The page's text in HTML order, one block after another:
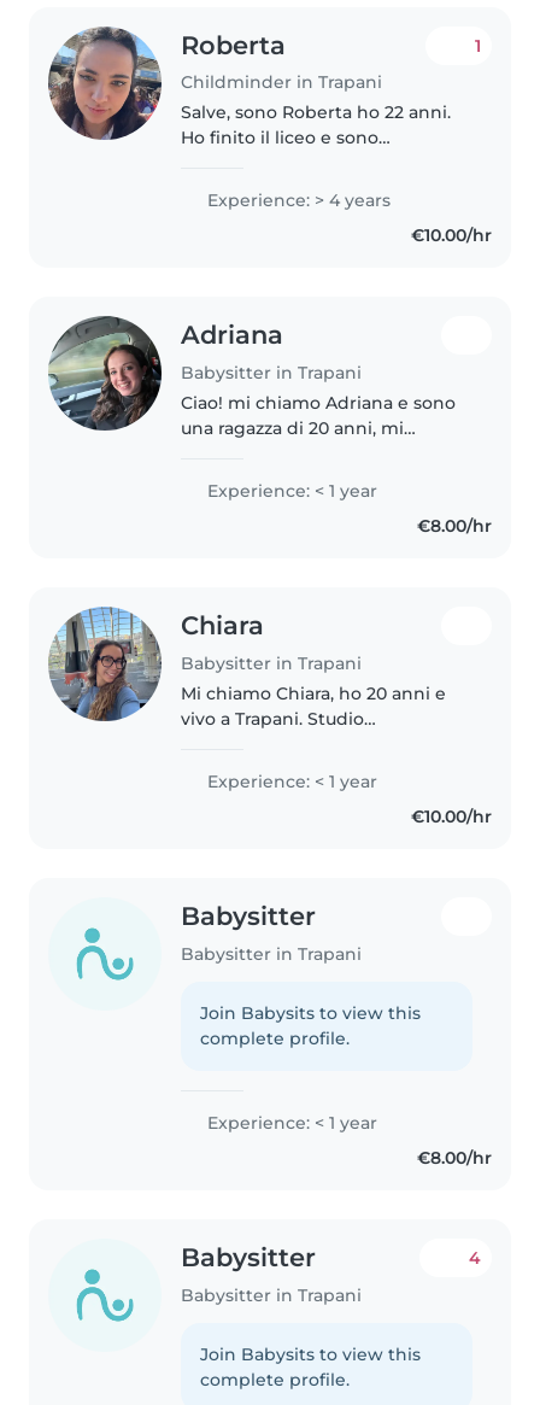
Roberta
Childminder in Trapani
1
Salve, sono Roberta ho 22 anni.
Ho finito il liceo e sono
con loro e stare al contatto con i
Experience: > 4 years
€10.00/hr
Adriana
Babysitter in Trapani
Ciao! mi chiamo Adriana e sono
una ragazza di 20 anni, mi
solare, educata e molto
predisposta al contatto con gli
altri. Oltre a essere una ragazza
Experience: < 1 year
€8.00/hr
Chiara
Babysitter in Trapani
Mi chiamo Chiara, ho 20 anni e
vivo a Trapani. Studio
prendermi cura delle persone.
Da quando ero piccola pratico
pallavolo, uno sport che mi ha
Experience: < 1 year
€10.00/hr
Babysitter
Babysitter in Trapani
Join Babysits to view this
complete profile.
Experience: < 1 year
€8.00/hr
Babysitter
Babysitter in Trapani
4
Join Babysits to view this
complete profile.